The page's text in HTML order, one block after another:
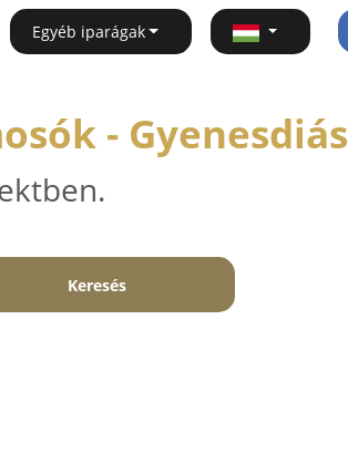
Egyéb iparágak
- Gyenesdiás
Keresés